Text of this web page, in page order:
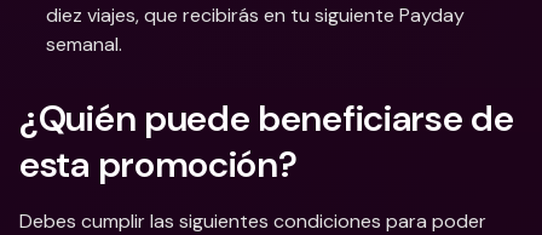
diez viajes, que recibirás en tu siguiente Payday
semanal.
¿Quién puede beneficiarse de
esta promoción?
Debes cumplir las siguientes condiciones para poder